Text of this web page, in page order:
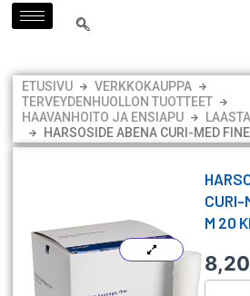
Siirry
sisältöön
ETUSIVU
VERKKOKAUPPA
TERVEYDENHUOLLON TUOTTEET
HAAVANHOITO JA ENSIAPU
HARSOSIDE ABENA CURI-MED
CURI-
M 20